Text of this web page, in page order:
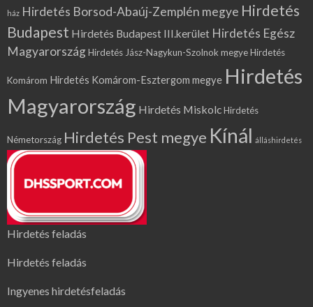
ház Hirdetés Borsod-Abaúj-Zemplén megye Hirdetés
Budapest Hirdetés Budapest III.kerület Hirdetés Egész
MagyarországHirdetés Jász-Nagykun-Szolnok megyeHirdetés
Komárom Hirdetés Komárom-Esztergom megye Hirdetés
Magyarország Hirdetés MiskolcHirdetés
Németország Hirdetés Pest megye Kínál álláshirdetés
Hirdetés feladás
Hirdetés feladás
Ingyenes hirdetésfeladás